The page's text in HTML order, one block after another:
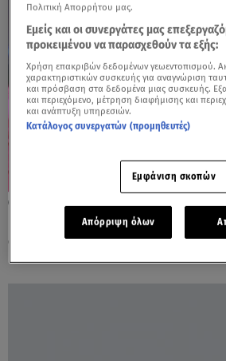
Έφυγε από τη ζωή
σειρών Η Λάμψη και
Πολιτική Απορρήτου μας.
Εμείς και οι συνεργάτες μας
προκειμένου να παρασχεθούν τα εξής:
Χρήση επακριβών δεδομένων γεωεντοπισμού.
χαρακτηριστικών συσκευής για αναγνώριση
και πρόσβαση στα δεδομένα μιας συσκευής.
και περιεχόμενο, μέτρηση διαφήμισης και
και ανάπτυξη υπηρεσιών.
Κατάλογος συνεργατών (προμηθευτές)
Εμφάνιση σκοπών
Απόρριψη όλων